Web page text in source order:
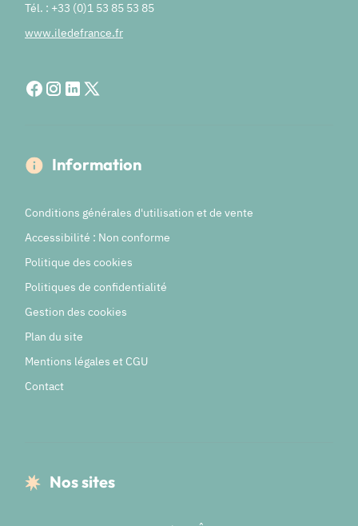
Tél. : +33 (0)1 53 85 53 85
www.iledefrance.fr
Information
Conditions générales d'utilisation et de vente
Accessibilité : Non conforme
Politique des cookies
Politiques de confidentialité
Gestion des cookies
Plan du site
Mentions légales et CGU
Contact
Nos sites